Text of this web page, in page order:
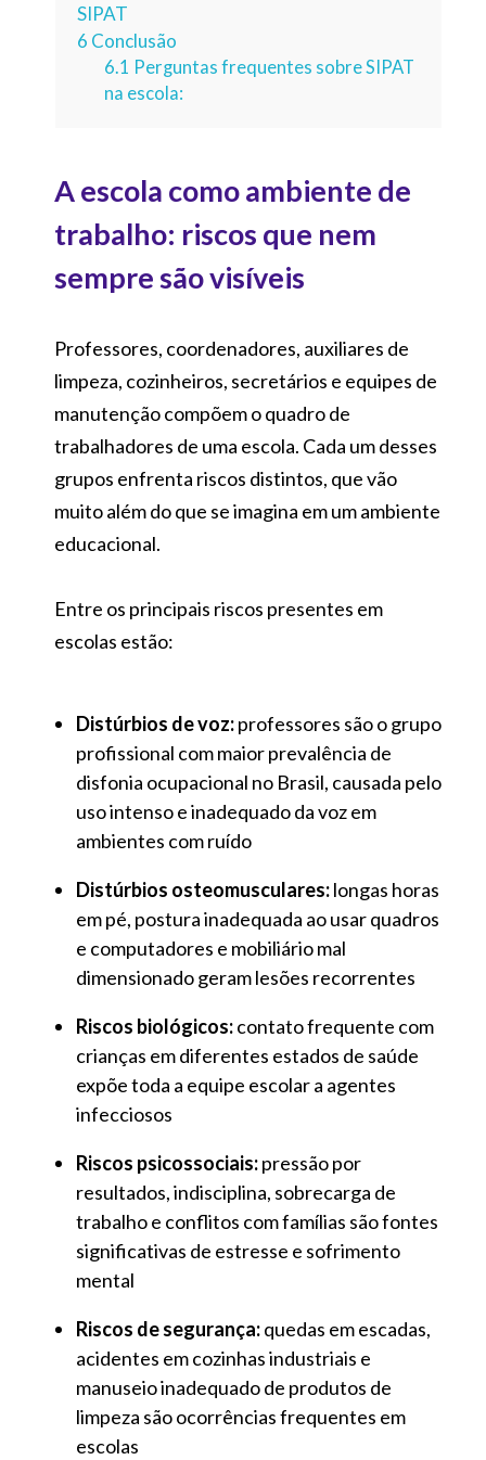
SIPAT
6 Conclusão
6.1 Perguntas frequentes sobre SIPAT
na escola:
A escola como ambiente de
trabalho: riscos que nem
sempre são visíveis
Professores, coordenadores, auxiliares de
limpeza, cozinheiros, secretários e equipes de
manutenção compõem o quadro de
trabalhadores de uma escola. Cada um desses
grupos enfrenta riscos distintos, que vão
muito além do que se imagina em um ambiente
educacional.
Entre os principais riscos presentes em
escolas estão:
Distúrbios de voz:professores são o grupo
profissional com maior prevalência de
disfonia ocupacional no Brasil, causada pelo
uso intenso e inadequado da voz em
ambientes com ruído
Distúrbios osteomusculares:longas horas
em pé, postura inadequada ao usar quadros
e computadores e mobiliário mal
dimensionado geram lesões recorrentes
Riscos biológicos:contato frequente com
crianças em diferentes estados de saúde
expõe toda a equipe escolar a agentes
infecciosos
Riscos psicossociais:pressão por
resultados, indisciplina, sobrecarga de
trabalho e conflitos com famílias são fontes
significativas de estresse e sofrimento
mental
Riscos de segurança:quedas em escadas,
acidentes em cozinhas industriais e
manuseio inadequado de produtos de
limpeza são ocorrências frequentes em
escolas